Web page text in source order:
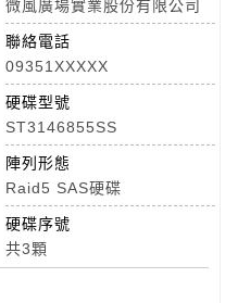
微風廣場實業股份有限公司
聯絡電話
09351XXXXX
硬碟型號
ST3146855SS
陣列形態
Raid5 SAS硬碟
硬碟序號
共3顆